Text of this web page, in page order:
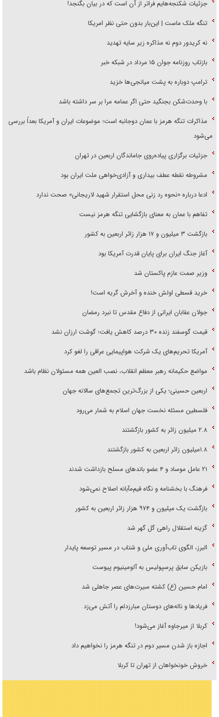
جزئیات شکنجه‌هایم فراتر از آن است که در بیان بگنجد!
تنگه ملک ماست | این‌بار بدون حتی نظر امریکا
نه کریدور دوم نه مذاکره زیر سایه تهدید
بازتاب روزنامه جوان ۱۵ مرداد در شبکه خبر
ترامپ دوباره به پشت میانجی‌ها خزید
با وحدت‌شکن بجنگید حتی اگر عمامه مرا بر سر داشته باشد
مذاکرات تنگه هرمز با عمان دوجانبه است؛ موضوعات ایران و آمریکا بعداً بررسی
می‌شود
جزئیات برگزاری پیاده‌روی جاماندگان اربعین در تهران
مشروطه نقطه عطف بیداری و آزادی‌خواهی ملت ایران بود
ادعا درباره «نحوه رد زنی محل استقرار شهید لاریجانی» صحت ندارد
تفاهم با عمان به معنای بازگشایی تنگه هرمز نیست
بازگشت ۳ میلیون و ۱۷ هزار زائر اربعین به کشور
آغاز جنگ ایران برای پایان قدرت آمریکا بود
وزیر صمت عازم پاکستان شد
خرید قسطی اولش خنده و آخرش گریه است!
جولان عقابان ایرانی از دفاع مقدس تا نبرد رمضان
قیمت گوسفند زنده ۳۰ درصد کاهش یافت؛ گوشت ارزان نشد
آمریکا تحریم‌های یک شرکت هواپیمایی عراقی را لغو کرد
مواضع حکیمانه رهبر معظم انقلاب، نصب العین همه مسئولان نظام باشد
اربعین حسینی؛ یکی از بزرگ‌ترین تجمع‌های سالانه جهان
فلسطین مسئله نخست جهان اسلام به شمار می‌رود
۲.۸ میلیون زائر به کشور بازگشتند
۱.۸میلیون زائر اربعین به کشور بازگشتند
۲۱ عامل موساد و ۴ عضو باند‌های مسلح بازداشت شدند
فرهنگ با بخشنامه و نگاه قیم‌مآبانه اصلاح نمی‌شود
بازگشت یک میلیون و ۹۷۴ هزار زائر اربعین به کشور
گزینه استقلال راهی گل گهر شد
البرز، الگوی تاب‌آوری ملی و شتاب در مسیر توسعه پایدار
بازیکن سابق پرسپولیس به آلومینیوم پیوست
امام حسین (ع) کشته سیرت‌های عصر جاهلی شد
فریاد‌ها و ناله‌های دوستان مبارزدلم را آتش می‌زد
کربلا از میرجاوه آغاز می‌شود!
اجازه باز شدن مسیر دوم در تنگه هرمز را نخواهیم داد
خروش خونخواهان از تهران تا کربلا